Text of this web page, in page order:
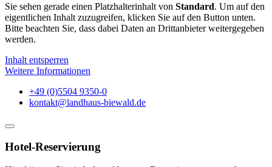
Sie sehen gerade einen Platzhalterinhalt von Standard. Um auf den
eigentlichen Inhalt zuzugreifen, klicken Sie auf den Button unten.
Bitte beachten Sie, dass dabei Daten an Drittanbieter weitergegeben
werden.
Inhalt entsperren
Weitere Informationen
+49 (0)5504 9350-0
kontakt@landhaus-biewald.de
Hotel-Reservierung